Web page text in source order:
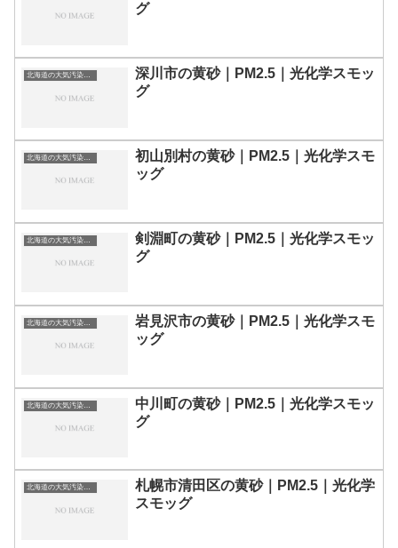
グ
北海道の大気汚染・PM2.5・黄砂・エアロゾルの数値
深川市の黄砂｜PM2.5｜光化学スモッ
グ
北海道の大気汚染・PM2.5・黄砂・エアロゾルの数値
初山別村の黄砂｜PM2.5｜光化学スモ
ッグ
北海道の大気汚染・PM2.5・黄砂・エアロゾルの数値
剣淵町の黄砂｜PM2.5｜光化学スモッ
グ
北海道の大気汚染・PM2.5・黄砂・エアロゾルの数値
岩見沢市の黄砂｜PM2.5｜光化学スモ
ッグ
北海道の大気汚染・PM2.5・黄砂・エアロゾルの数値
中川町の黄砂｜PM2.5｜光化学スモッ
グ
北海道の大気汚染・PM2.5・黄砂・エアロゾルの数値
札幌市清田区の黄砂｜PM2.5｜光化学
スモッグ